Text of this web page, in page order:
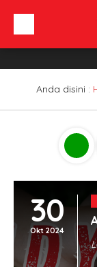
Profil Sekolah
Berita
Anda disini :
30
Okt 2024